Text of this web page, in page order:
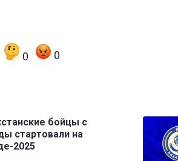
0 0
бойцы с
стартовали на
2025